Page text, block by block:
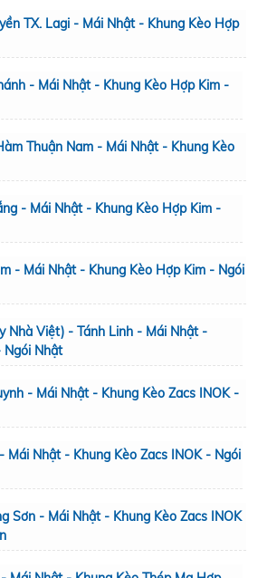
TX. Lagi - Mái Nhật - Khung Kèo Hợp
- Mái Nhật - Khung Kèo Hợp Kim -
Thuận Nam - Mái Nhật - Khung Kèo
- Mái Nhật - Khung Kèo Hợp Kim -
- Mái Nhật - Khung Kèo Hợp Kim - Ngói
Nhà Việt) - Tánh Linh - Mái Nhật -
Ngói Nhật
- Mái Nhật - Khung Kèo Zacs INOK -
Mái Nhật - Khung Kèo Zacs INOK - Ngói
Sơn - Mái Nhật - Khung Kèo Zacs INOK